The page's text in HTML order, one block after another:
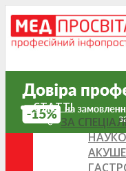
СТАТТІ
ЗА